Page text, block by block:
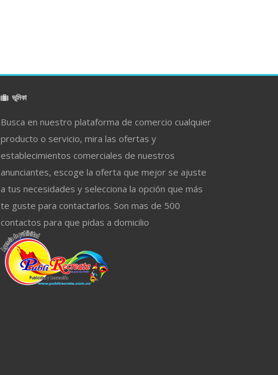
ভূমিকা
Busca en nuestro plataforma de comercio cualquier
producto o servicio, mira las ofertas y
establecimientos comerciales de nuestros
anunciantes, escoge la oferta que mejor se ajuste
a tus necesidades y selecciona la opción que más
te guste para contactarlos. Son mas de 500
contactos para que pidas a domicilio